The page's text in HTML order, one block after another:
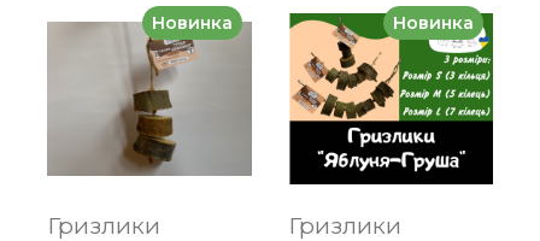
Новинка
Гризлики
Новинка
Гризлики